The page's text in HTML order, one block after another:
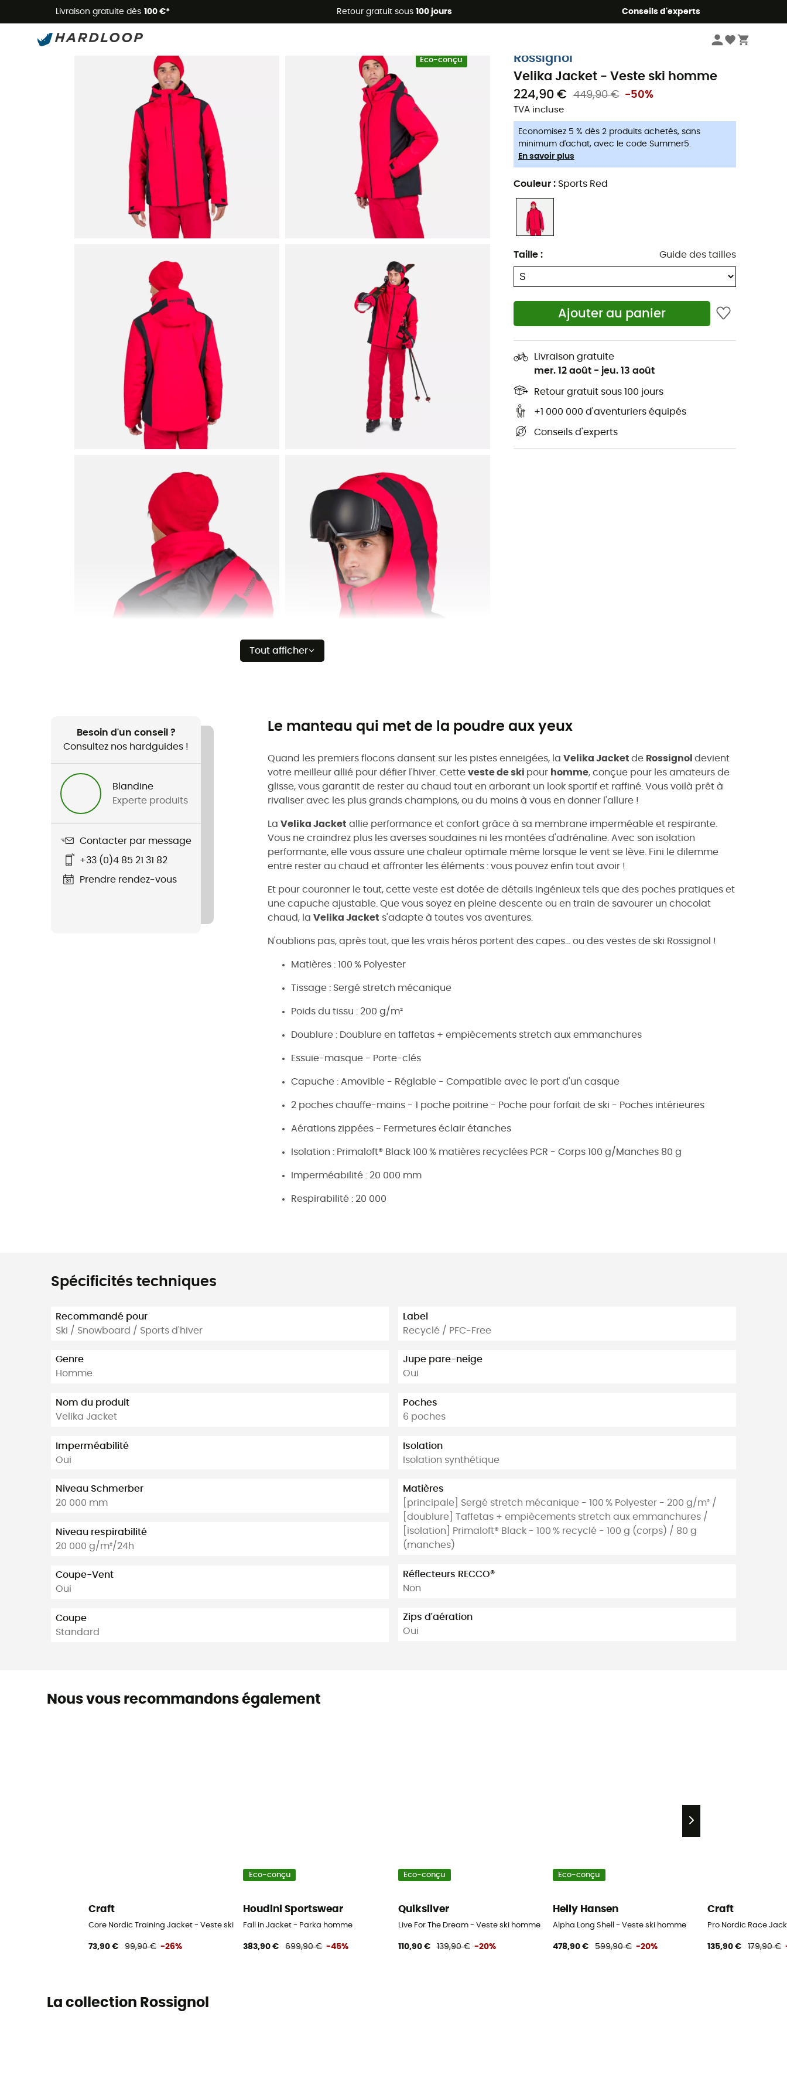
Livraison gratuite dès 100 €* Retour gratuit sous 100 jours Conseils d'experts
Promos d'été 🔥 -5 % EXTRA dès 2 produits* code Summer5
Eco-conçu
Tout afficher
Rossignol
Velika Jacket - Veste ski homme
224,90 €
449,90 € -50%
TVA incluse
Economisez 5 % dès 2 produits achetés, sans
minimum d'achat, avec le code Summer5.
En savoir plus
Couleur : Sports Red
Taille : Guide des tailles
Ajouter au panier
Livraison gratuite
mer. 12 août - jeu. 13 août
Retour gratuit sous 100 jours
+1 000 000 d'aventuriers équipés
Conseils d'experts
Besoin d'un conseil ?
Consultez nos hardguides !
Blandine
Experte produits
Contacter par message
+33 (0)4 85 21 31 82
Prendre rendez-vous
Le manteau qui met de la poudre aux yeux
Quand les premiers flocons dansent sur les pistes enneigées, la Velika Jacket de Rossignol devient
votre meilleur allié pour défier l'hiver. Cette veste de ski pour homme, conçue pour les amateurs de
glisse, vous garantit de rester au chaud tout en arborant un look sportif et raffiné. Vous voilà prêt à
rivaliser avec les plus grands champions, ou du moins à vous en donner l'allure !
La Velika Jacket allie performance et confort grâce à sa membrane imperméable et respirante.
Vous ne craindrez plus les averses soudaines ni les montées d'adrénaline. Avec son isolation
performante, elle vous assure une chaleur optimale même lorsque le vent se lève. Fini le dilemme
entre rester au chaud et affronter les éléments : vous pouvez enfin tout avoir !
Et pour couronner le tout, cette veste est dotée de détails ingénieux tels que des poches pratiques et
une capuche ajustable. Que vous soyez en pleine descente ou en train de savourer un chocolat
chaud, la Velika Jacket s'adapte à toutes vos aventures.
N'oublions pas, après tout, que les vrais héros portent des capes... ou des vestes de ski Rossignol !
Matières : 100 % Polyester
Tissage : Sergé stretch mécanique
Poids du tissu : 200 g/m²
Doublure : Doublure en taffetas + empiècements stretch aux emmanchures
Essuie-masque - Porte-clés
Capuche : Amovible - Réglable - Compatible avec le port d'un casque
2 poches chauffe-mains - 1 poche poitrine - Poche pour forfait de ski - Poches intérieures
Aérations zippées - Fermetures éclair étanches
Isolation : Primaloft® Black 100 % matières recyclées PCR - Corps 100 g/Manches 80 g
Imperméabilité : 20 000 mm
Respirabilité : 20 000
Spécificités techniques
Recommandé pour
Ski / Snowboard / Sports d'hiver
Genre
Homme
Nom du produit
Velika Jacket
Imperméabilité
Oui
Niveau Schmerber
20 000 mm
Niveau respirabilité
20 000 g/m²/24h
Coupe-Vent
Oui
Coupe
Standard
Label
Recyclé / PFC-Free
Jupe pare-neige
Oui
Poches
6 poches
Isolation
Isolation synthétique
Matières
[principale] Sergé stretch mécanique - 100 % Polyester - 200 g/m² /
[doublure] Taffetas + empiècements stretch aux emmanchures /
[isolation] Primaloft® Black - 100 % recyclé - 100 g (corps) / 80 g
(manches)
Réflecteurs RECCO®
Non
Zips d'aération
Oui
Nous vous recommandons également
Craft
Core Nordic Training Jacket - Veste ski de fond homme
73,90 € 99,90 € -26%
Eco-conçu
Houdini Sportswear
Fall in Jacket - Parka homme
383,90 € 699,90 € -45%
Eco-conçu
Quiksilver
Live For The Dream - Veste ski homme
110,90 € 139,90 € -20%
Eco-conçu
Helly Hansen
Alpha Long Shell - Veste ski homme
478,90 € 599,90 € -20%
Craft
Pro Nordic Race
135,90 € 179,90 €
La collection Rossignol